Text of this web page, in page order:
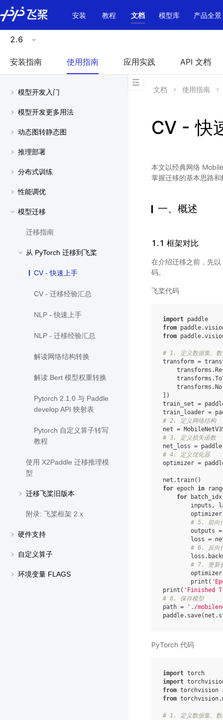
\u200E
安装
教程 文档 模型库 产品全景
2.6
安装指南 使用指南 应用实践 API 文档
模型开发入门
模型开发更多用法
动态图转静态图
推理部署
分布式训练
性能调优
模型迁移
迁移指南
从 PyTorch 迁移到飞桨
CV - 快速上手
CV - 迁移经验汇总
NLP - 快速上手
NLP - 迁移经验汇总
解读网络结构转换
解读 Bert 模型权重转换
Pytorch 2.1.0 与 Paddle
develop API 映射表
Pytorch 自定义算子转写
教程
使用 X2Paddle 迁移推理模
型
迁移飞桨旧版本
附录: 飞桨框架 2.x
硬件支持
自定义算子
环境变量 FLAGS
文档 使用指南
CV - 快
本文以经典网络
掌握迁移的基本思路
一、概述
1.1 框架对比
在介绍迁移之前，先
码。
飞桨代码
import paddle
from
from
# 1. 定义数据集、
transform =
transforms .
transforms .
transforms .
])
train_set =
train_loader =
# 2. 定义网络结构
net =
# 3. 定义损失函数
net_loss = paddle
# 4. 定义优化器
optimizer =
net .train()
for epoch in
for
batch_idx
inputs ,
optimizer
# 5. 前向
outputs =
loss =
# 6. 反向
loss .
# 7. 更新
optimizer
print (
print ( 'Finished
# 8. 保存模型
path =
'./
paddle. save( net .
PyTorch 代码
import torch
import
from torchvision
from
# 1. 定义数据集、